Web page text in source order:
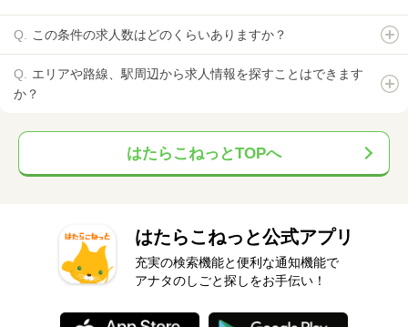
この条件の求人数はどのくらいありますか？
エリアや路線、駅周辺から求人情報を探すことはできます
か？
はたらこねっとTOPへ
はたらこねっと公式アプリ
充実の検索機能と便利な通知機能で
アナタのしごと探しをお手伝い！